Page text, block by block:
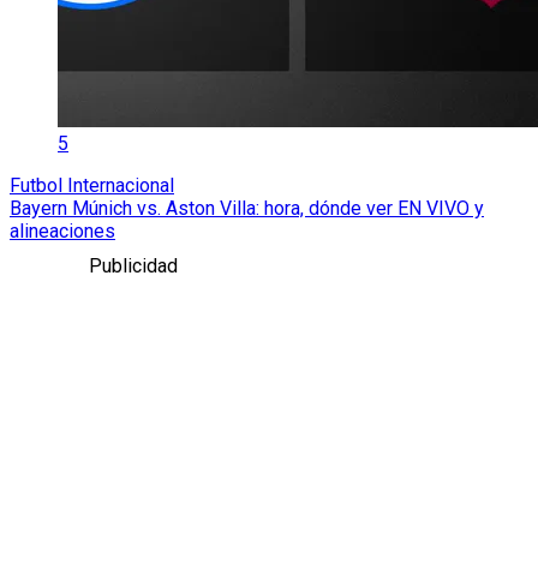
5
Futbol Internacional
Bayern Múnich vs. Aston Villa: hora, dónde ver EN VIVO y
alineaciones
Publicidad